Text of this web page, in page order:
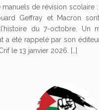
manuels de révision scolaire
Geffray et Macron
du 7-octobre. Un
a été rappelé par son
le 13 janvier 2026. […]